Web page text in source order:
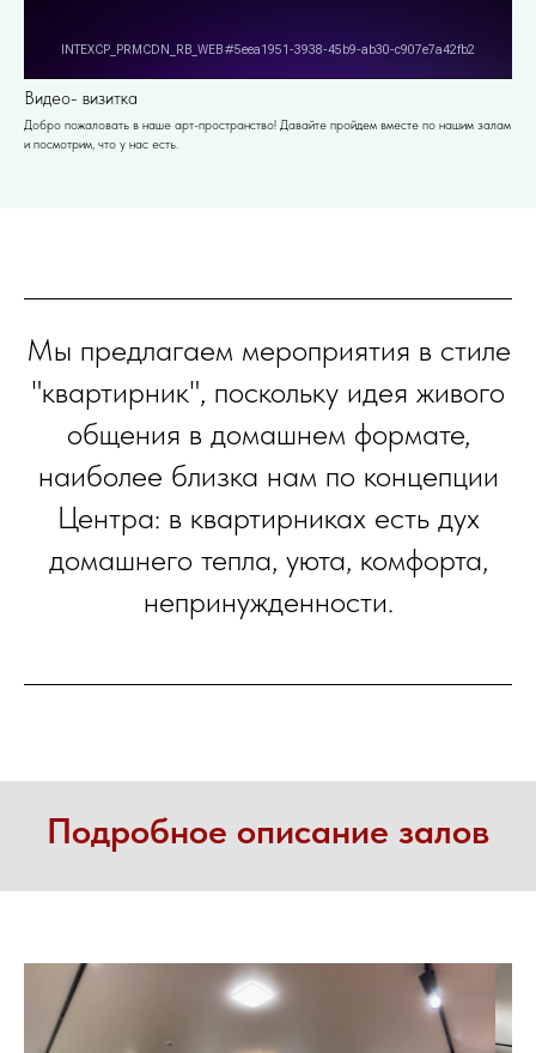
Видео- визитка
Добро пожаловать в наше арт-пространство! Давайте пройдем вместе по нашим залам
и посмотрим, что у нас есть.
Мы предлагаем мероприятия в стиле
"квартирник", поскольку идея живого
общения в домашнем формате,
наиболее близка нам по концепции
Центра: в квартирниках есть дух
домашнего тепла, уюта, комфорта,
непринужденности.
Подробное описание залов